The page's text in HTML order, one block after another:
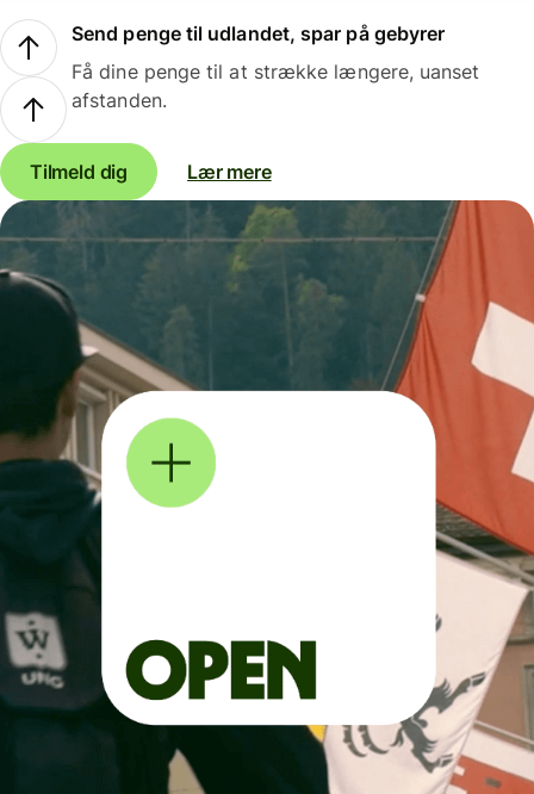
Send penge til udlandet, spar på gebyrer
Få dine penge til at strække længere, uanset
afstanden.
Tilmeld dig Lær mere